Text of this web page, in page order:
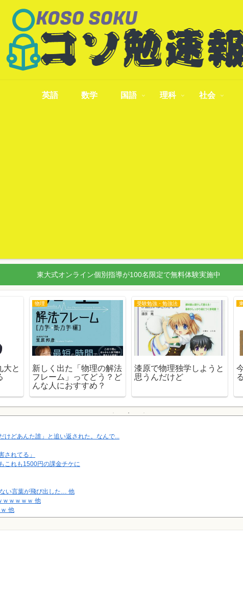
英語 数学 国語 理科 社会
東大式オンライン個別指導が100名限定で無料体験実施中
大と
物理
新しく出た「物理の解法
フレーム」ってどう？ど
んな人におすすめ？
受験勉強・勉強法
漆原で物理独学しようと
思うんだけど
けどあんた誰」と追い返された。なんで...
されてる」
これも1500円の課金チケに
い言葉が飛び出した… 他
ｗｗｗｗｗ 他
他